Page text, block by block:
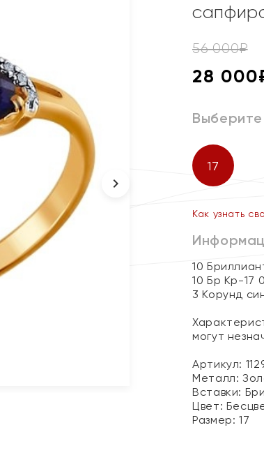
56 000₽
28 000
17
Как узнать
10
10 Бр Кр-17
3 Корунд
могут
Артикул:
Металл:
Вставки:
Цвет:
Размер:17